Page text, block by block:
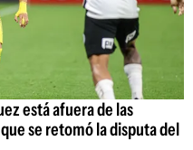
está afuera de las
se retomó la disputa del